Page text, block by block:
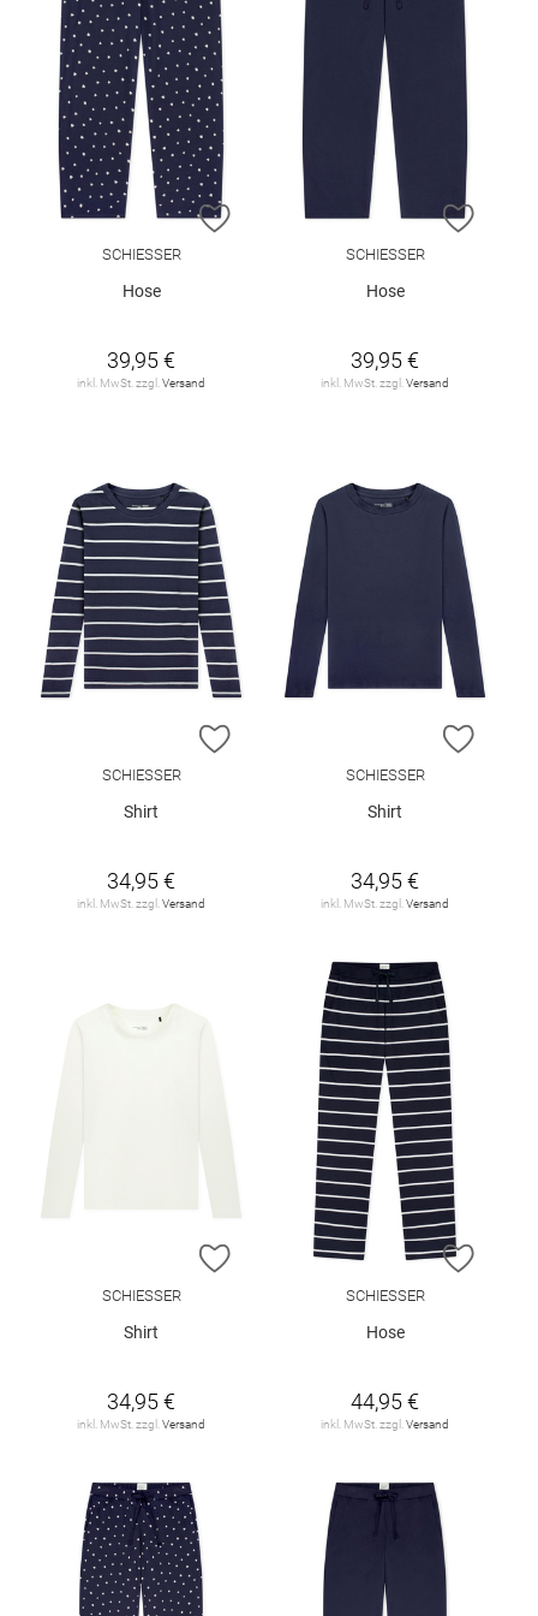
ZUR WUNSCHLISTE HINZUFÜGEN
SCHIESSER
Hose
39,95 €
inkl. MwSt. zzgl. Versand
ZUR
SCHIESSER
Hose
39,95 €
inkl. MwSt. zzgl. Versand
ZUR WUNSCHLISTE HINZUFÜGEN
SCHIESSER
Shirt
34,95 €
inkl. MwSt. zzgl. Versand
ZUR
SCHIESSER
Shirt
34,95 €
inkl. MwSt. zzgl. Versand
ZUR WUNSCHLISTE HINZUFÜGEN
SCHIESSER
Shirt
34,95 €
inkl. MwSt. zzgl. Versand
ZUR
SCHIESSER
Hose
44,95 €
inkl. MwSt. zzgl. Versand